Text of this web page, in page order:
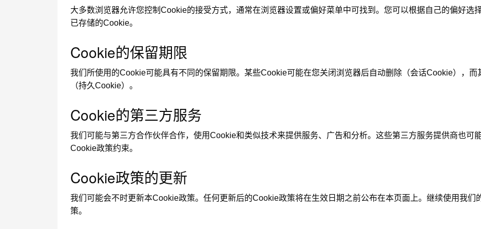
大多数浏览器允许您控制Cookie的接受方式，通常在浏览器设置或偏好菜单中可找到。您可以根据自己的偏好选
已存储的Cookie。
Cookie的保留期限
我们所使用的Cookie可能具有不同的保留期限。某些Cookie可能在您关闭浏览器后自动删除（会话Cookie），
（持久Cookie）。
Cookie的第三方服务
我们可能与第三方合作伙伴合作，使用Cookie和类似技术来提供服务、广告和分析。这些第三方服务提供商也可
Cookie政策约束。
Cookie政策的更新
我们可能会不时更新本Cookie政策。任何更新后的Cookie政策将在生效日期之前公布在本页面上。继续使用我们
策。